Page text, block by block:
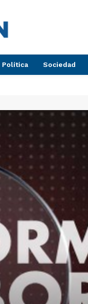
Política Sociedad